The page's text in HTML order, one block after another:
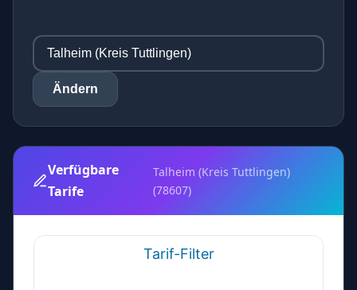
Ändern
Verfügbare
Tarife
Talheim (Kreis Tuttlingen)
(78607)